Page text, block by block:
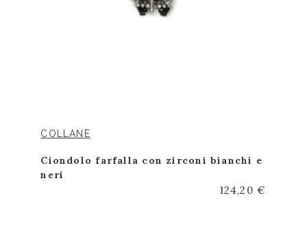
COLLANE
Ciondolo farfalla con zirconi bianchi e
neri
124,20 €